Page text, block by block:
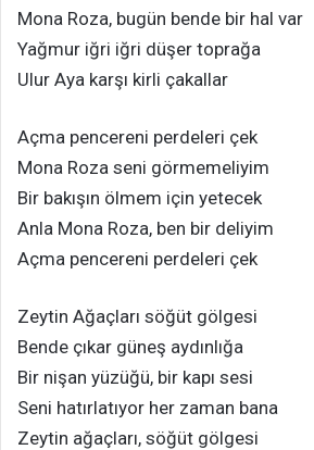
Mona Roza, bugün bende bir hal var
Yağmur iğri iğri düşer toprağa
Ulur Aya karşı kirli çakallar
Açma pencereni perdeleri çek
Mona Roza seni görmemeliyim
Bir bakışın ölmem için yetecek
Anla Mona Roza, ben bir deliyim
Açma pencereni perdeleri çek
Zeytin Ağaçları söğüt gölgesi
Bende çıkar güneş aydınlığa
Bir nişan yüzüğü, bir kapı sesi
Seni hatırlatıyor her zaman bana
Zeytin ağaçları, söğüt gölgesi